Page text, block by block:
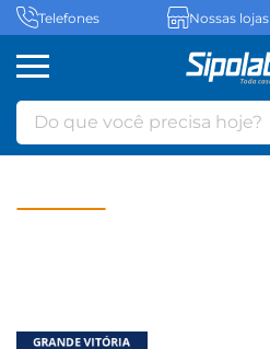
Telefones Nossas lojas
Do que você precisa hoje?